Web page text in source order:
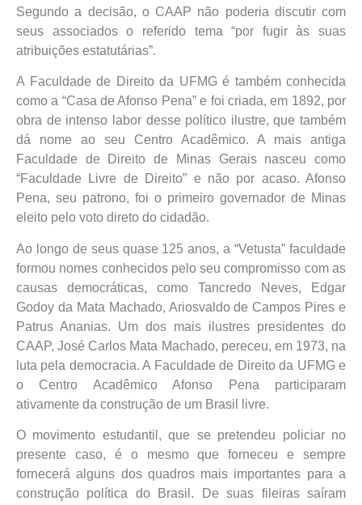
Segundo a decisão, o CAAP não poderia discutir com
seus associados o referido tema “por fugir às suas
atribuições estatutárias”.
A Faculdade de Direito da UFMG é também conhecida
como a “Casa de Afonso Pena” e foi criada, em 1892, por
obra de intenso labor desse político ilustre, que também
dá nome ao seu Centro Acadêmico. A mais antiga
Faculdade de Direito de Minas Gerais nasceu como
“Faculdade Livre de Direito” e não por acaso. Afonso
Pena, seu patrono, foi o primeiro governador de Minas
eleito pelo voto direto do cidadão.
Ao longo de seus quase 125 anos, a “Vetusta” faculdade
formou nomes conhecidos pelo seu compromisso com as
causas democráticas, como Tancredo Neves, Edgar
Godoy da Mata Machado, Ariosvaldo de Campos Pires e
Patrus Ananias. Um dos mais ilustres presidentes do
CAAP, José Carlos Mata Machado, pereceu, em 1973, na
luta pela democracia. A Faculdade de Direito da UFMG e
o Centro Acadêmico Afonso Pena participaram
ativamente da construção de um Brasil livre.
O movimento estudantil, que se pretendeu policiar no
presente caso, é o mesmo que forneceu e sempre
fornecerá alguns dos quadros mais importantes para a
construção política do Brasil. De suas fileiras saíram